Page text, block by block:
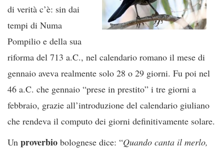
di verità c’è: sin dai
tempi di Numa
Pompilio e della sua
riforma del 713 a.C., nel calendario romano il mese di
gennaio aveva realmente solo 28 o 29 giorni. Fu poi nel
46 a.C. che gennaio “prese in prestito” i tre giorni a
febbraio, grazie all’introduzione del calendario giuliano
che rendeva il computo dei giorni definitivamente solare.
Un proverbio bolognese dice: “Quando canta il merlo,